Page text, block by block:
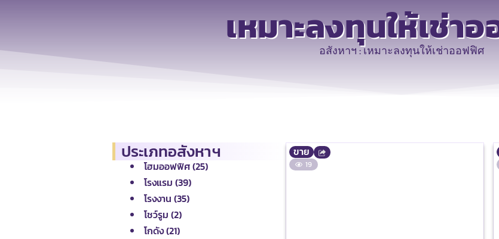
เหมาะลงทุนให้เช่า
อสังหาฯ : เหมาะลงทุนให้เช่าออฟฟิศ
ประเภทอสังหาฯ
โฮมออฟฟิศ (25)
โรงแรม (39)
โรงงาน (35)
โชว์รูม (2)
โกดัง (21)
ขาย
19